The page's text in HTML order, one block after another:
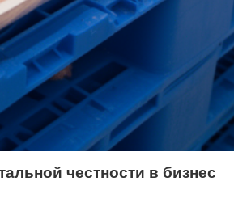
честности в бизнес